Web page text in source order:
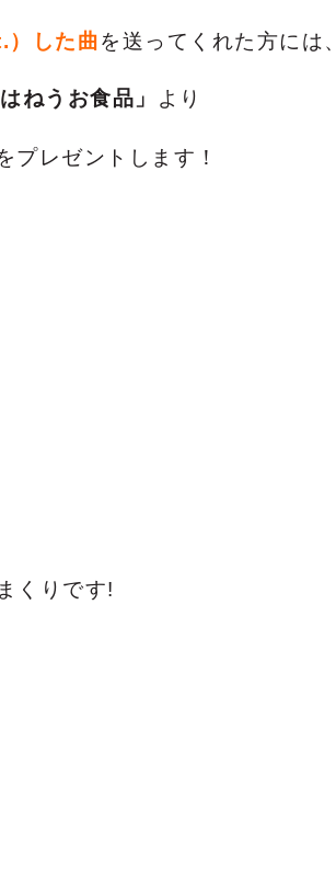
した曲を送ってくれた方には、
はねうお食品」 より
プレゼントします！
くりです!